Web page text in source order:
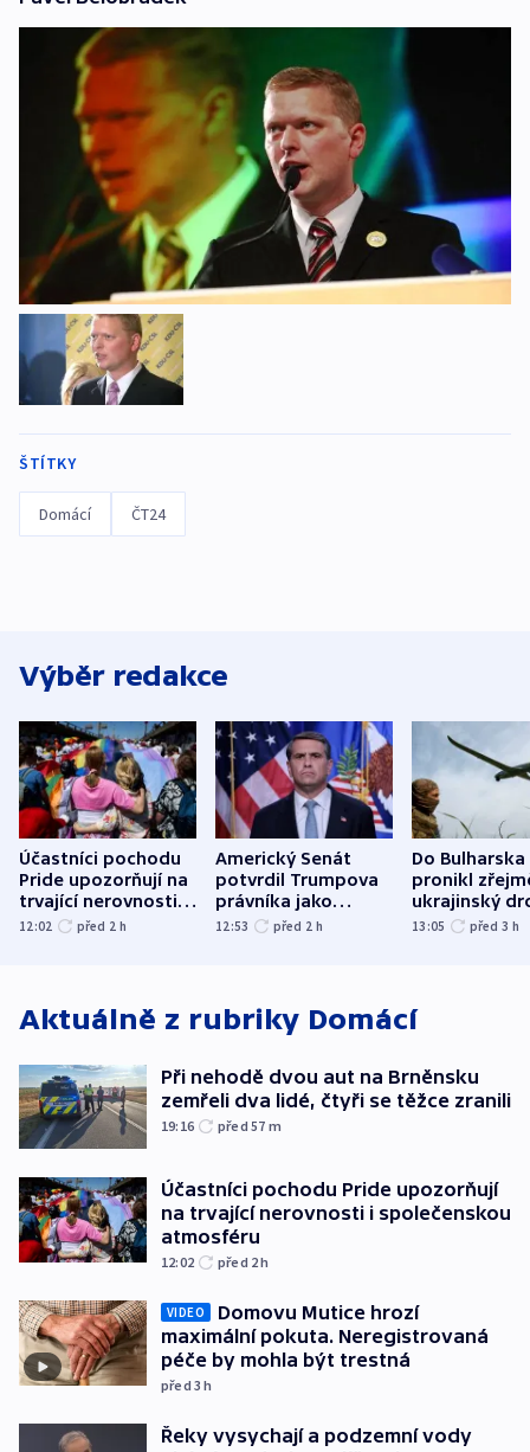
ŠTÍTKY
Domácí ČT24
Výběr redakce
Účastníci pochodu
Pride upozorňují na
trvající nerovnosti i
společenskou
12:02 před 2 h
Americký Senát
potvrdil Trumpova
právníka jako
ministra
12:53 před 2 h
Do Bulharska
pronikl
ukrajinský
explodoval
13:05 před 3 h
Aktuálně z rubriky Domácí
Při nehodě dvou aut na Brněnsku
zemřeli dva lidé, čtyři se těžce zranili
19:16 před 57 m
Účastníci pochodu Pride upozorňují
na trvající nerovnosti i společenskou
atmosféru
12:02 před 2h
VIDEO
Domovu Mutice hrozí
maximální pokuta. Neregistrovaná
péče by mohla být trestná
před 3h
Řeky vysychají a podzemní vody